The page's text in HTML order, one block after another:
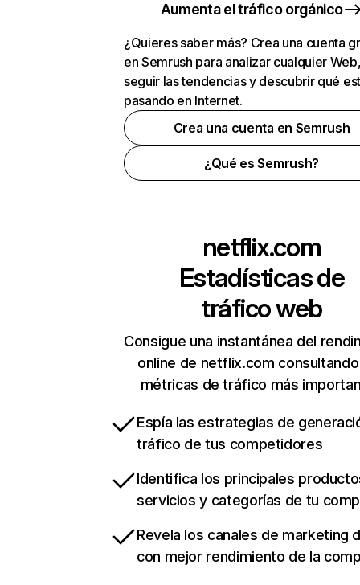
Aumenta el tráfico orgánico
¿Quieres saber más? Crea una cuenta
en Semrush para analizar cualquier
seguir las tendencias y descubrir qué
pasando en Internet.
Crea una cuenta en Semrush
¿Qué es Semrush?
netflix.com
Estadísticas de
tráfico web
Consigue una instantánea del
online de netflix.com
métricas de tráfico más
Espía las estrategias de
tráfico de tus competidores
Identifica los principales
servicios y categorías de tu
Revela los canales de marketing
con mejor rendimiento de la